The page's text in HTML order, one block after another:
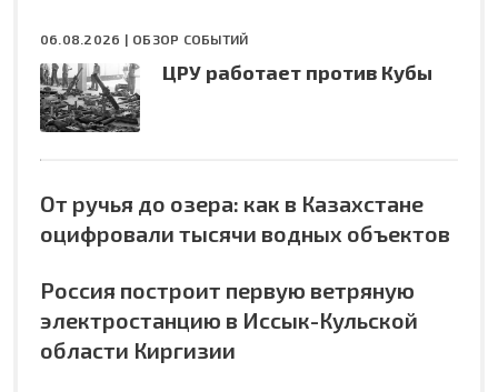
06.08.2026 | ОБЗОР СОБЫТИЙ
ЦРУ работает против Кубы
От ручья до озера: как в Казахстане
оцифровали тысячи водных объектов
Россия построит первую ветряную
электростанцию в Иссык-Кульской
области Киргизии